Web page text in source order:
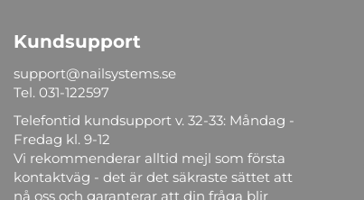
Kundsupport
support@nailsystems.se
Tel. 031-122597
Telefontid kundsupport v. 32-33: Måndag -
Fredag kl. 9-12
Vi rekommenderar alltid mejl som första
kontaktväg - det är det säkraste sättet att
nå oss och garanterar att din fråga blir